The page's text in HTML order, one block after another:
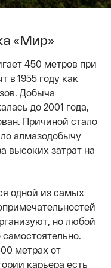
«Мир»
450 метров при
в 1955 году как
Добыча
до 2001 года,
Причиной стало
алмазодобычу
высоких затрат на
одной из самых
но любой
метрах от
карьера есть